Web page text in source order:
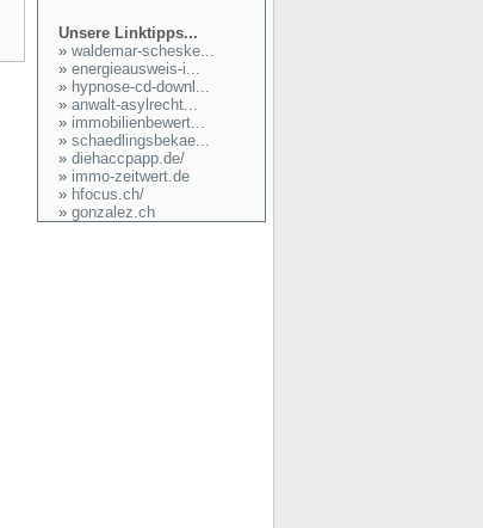
Unsere Linktipps...
» waldemar-scheske...
» energieausweis-i...
» hypnose-cd-downl...
» anwalt-asylrecht...
» immobilienbewert...
» schaedlingsbekae...
» diehaccpapp.de/
» immo-zeitwert.de
» hfocus.ch/
» gonzalez.ch